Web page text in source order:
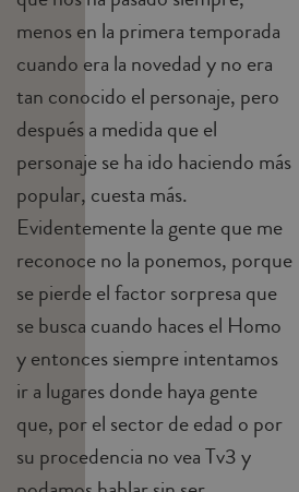
menos en la primera temporada
cuando era la novedad y no era
tan conocido el personaje, pero
después a medida que el
personaje se ha ido haciendo más
popular, cuesta más.
Evidentemente la gente que me
reconoce no la ponemos, porque
se pierde el factor sorpresa que
se busca cuando haces el Homo
y entonces siempre intentamos
ir a lugares donde haya gente
que, por el sector de edad o por
su procedencia no vea Tv3 y